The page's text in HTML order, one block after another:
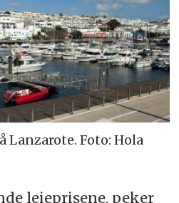
Lanzarote. Foto: Hola
leieprisene, peker